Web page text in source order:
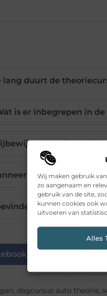
Wij maken gebruik
zo aangenaam en
gebruik van de site,
kunnen cookies ook
uitvoeren van
Alles
lang duurt de
is er inbegrepen in
krijg ik de uitslag
zich de
, dagcursus auto theorie,